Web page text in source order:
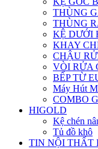
THÙNG
THÙNG
KỆ DƯỚI
KHAY
CHẬU
VÒI RỬA
BẾP TỪ
Máy Hút
COMBO
HIGOLD
Kệ chén
Tủ đồ khô
TIN NỘI THẤT